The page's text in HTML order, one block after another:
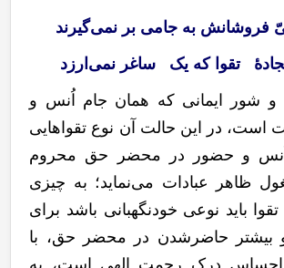
فروشانش به جامی بر نمی‌گیرند
تقوا که یک ساغر نمی‌ارزد
و شور ایمانی که همان جام اُنس و
است، در این حالت آن نوع تقواهایی
اُنس و حضور در محضر حق محروم
ظاهر عبادات مینماید؛ به چیزی
تقوا باید نوعی خودنگهبانی باشد برای
حاضرشدن در محضر حق، با
درک رحمت الهی است، به